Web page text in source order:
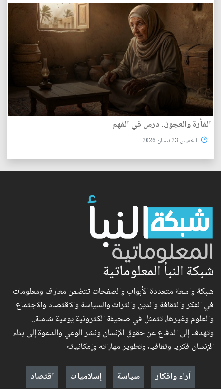
الفأرة والعجوز.. درس في الفهم
الخميس 23 نيسان 2026
شبكة النبأ المعلوماتية
شبكة واسعة متعددة الأبواب والصفحات تتضمن معارف ومعلومات
في الفكر والثقافة والدين والتراث والسياسة والاقتصاد والاجتماع
والعلوم وغيرها، تتمثل في صحيفة الكترونية يومية شاملة..
وتهدف إلى الدفاع عن حقوق الإنسان ونشر الوعي والدعوة إلى بناء
الإنسان فكريا وثقافيا، وتطوير مهاراته وإمكانياته
آراء وافكار
سياسة إسلاميات اقتصاد